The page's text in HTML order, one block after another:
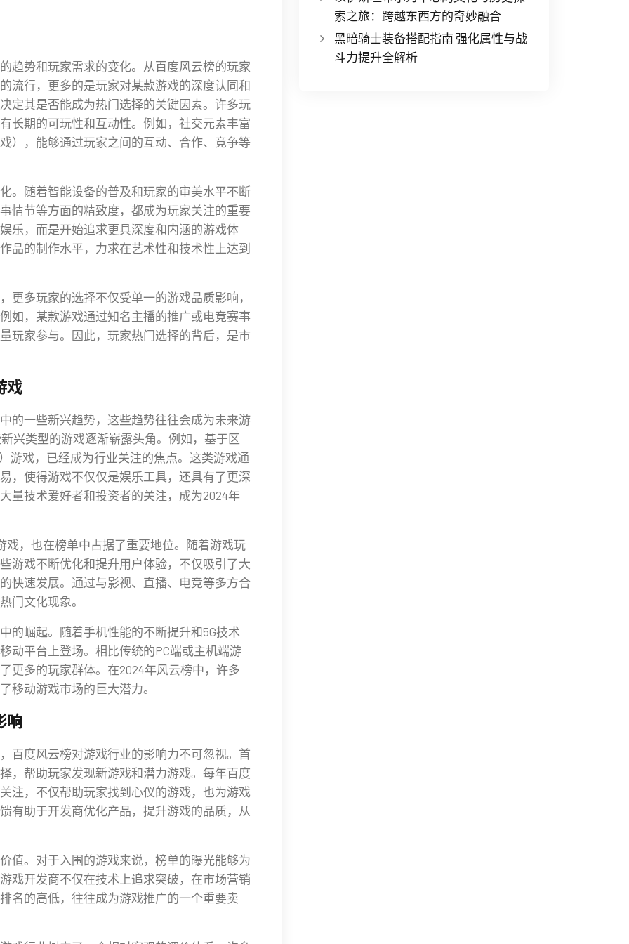
趋势和玩家需求的变化。从百度风云榜的玩家
流行，更多的是玩家对某款游戏的深度认同和
定其是否能成为热门选择的关键因素。许多玩
长期的可玩性和互动性。例如，社交元素丰富
），能够通过玩家之间的互动、合作、竞争等
。随着智能设备的普及和玩家的审美水平不断
情节等方面的精致度，都成为玩家关注的重要
乐，而是开始追求更具深度和内涵的游戏体
品的制作水平，力求在艺术性和技术性上达到
更多玩家的选择不仅受单一的游戏品质影响，
如，某款游戏通过知名主播的推广或电竞赛事
玩家参与。因此，玩家热门选择的背后，是市
戏
的一些新兴趋势，这些趋势往往会成为未来游
兴类型的游戏逐渐崭露头角。例如，基于区
游戏，已经成为行业关注的焦点。这类游戏通
，使得游戏不仅仅是娱乐工具，还具有了更深
量技术爱好者和投资者的关注，成为2024年
戏，也在榜单中占据了重要地位。随着游戏玩
游戏不断优化和提升用户体验，不仅吸引了大
快速发展。通过与影视、直播、电竞等多方合
门文化现象。
的崛起。随着手机性能的不断提升和5G技术
动平台上登场。相比传统的PC端或主机端游
更多的玩家群体。在2024年风云榜中，许多
移动游戏市场的巨大潜力。
响
百度风云榜对游戏行业的影响力不可忽视。首
，帮助玩家发现新游戏和潜力游戏。每年百度
注，不仅帮助玩家找到心仪的游戏，也为游戏
有助于开发商优化产品，提升游戏的品质，从
值。对于入围的游戏来说，榜单的曝光能够为
戏开发商不仅在技术上追求突破，在市场营销
名的高低，往往成为游戏推广的一个重要卖
索之旅：跨越东西方的奇妙融合
黑暗骑士装备搭配指南 强化属性与战
斗力提升全解析